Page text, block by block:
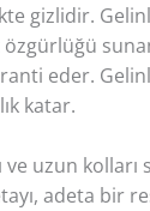
gizlidir.
eder.
katar.
uzun
adeta bir